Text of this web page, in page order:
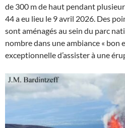
de 300 m de haut pendant
44 a eu lieu le 9 avril 2026. Des
sont aménagés au sein du parc
nombre dans une ambiance «
exceptionnelle d’assister à une